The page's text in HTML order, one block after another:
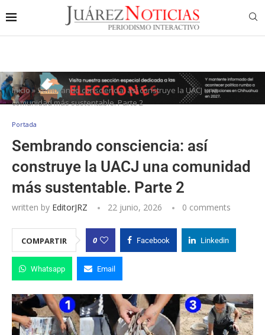
Inicio»Sembrando consciencia: así construye la UACJ una
comunidad más sustentable. Parte 2
Portada
Sembrando consciencia: así
construye la UACJ una comunidad
más sustentable. Parte 2
written by EditorJRZ 22 junio, 2026 0 comments
COMPARTIR 0 Facebook Linkedin
Whatsapp Email